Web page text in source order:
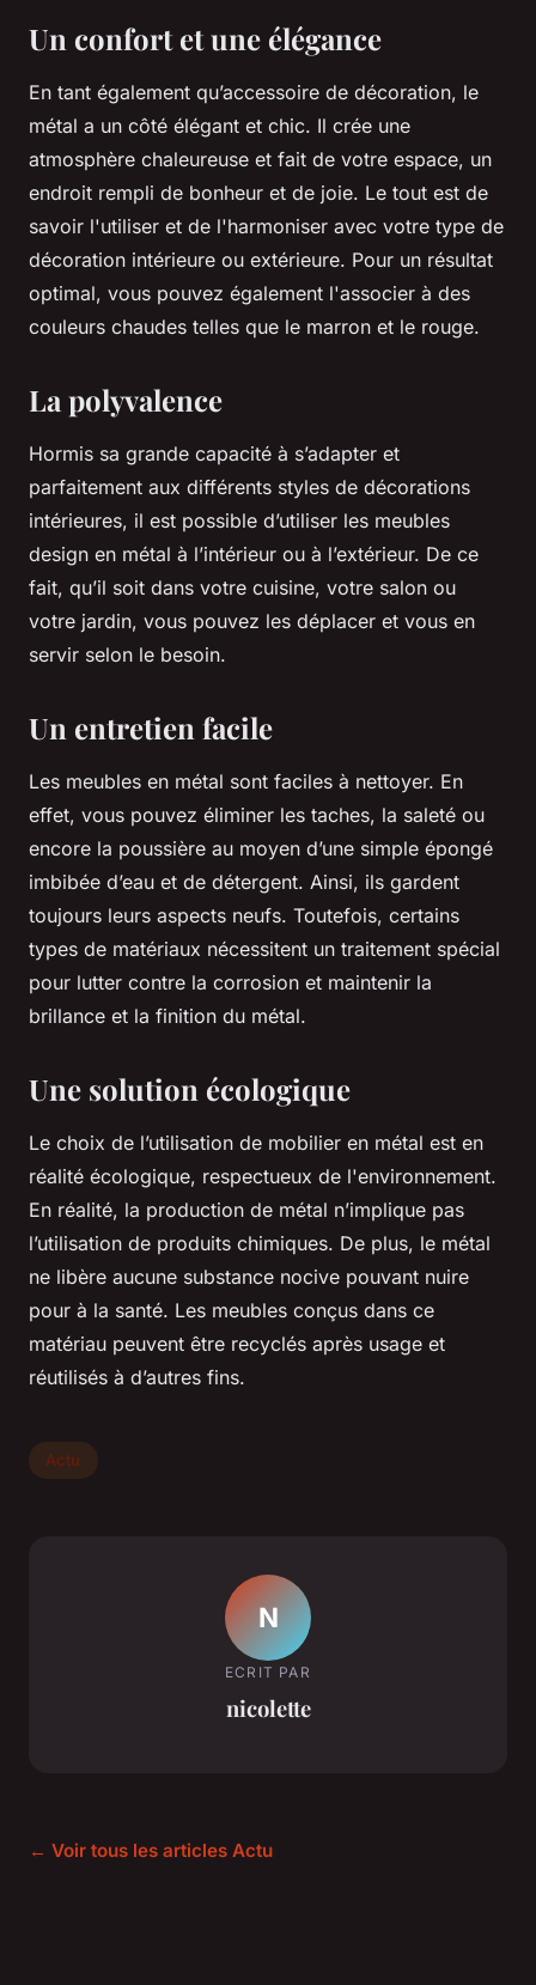
Un confort et une élégance
En tant également qu’accessoire de décoration, le
métal a un côté élégant et chic. Il crée une
atmosphère chaleureuse et fait de votre espace, un
endroit rempli de bonheur et de joie. Le tout est de
savoir l'utiliser et de l'harmoniser avec votre type de
décoration intérieure ou extérieure. Pour un résultat
optimal, vous pouvez également l'associer à des
couleurs chaudes telles que le marron et le rouge.
La polyvalence
Hormis sa grande capacité à s’adapter et
parfaitement aux différents styles de décorations
intérieures, il est possible d’utiliser les meubles
design en métal à l’intérieur ou à l’extérieur. De ce
fait, qu’il soit dans votre cuisine, votre salon ou
votre jardin, vous pouvez les déplacer et vous en
servir selon le besoin.
Un entretien facile
Les meubles en métal sont faciles à nettoyer. En
effet, vous pouvez éliminer les taches, la saleté ou
encore la poussière au moyen d’une simple épongé
imbibée d’eau et de détergent. Ainsi, ils gardent
toujours leurs aspects neufs. Toutefois, certains
types de matériaux nécessitent un traitement spécial
pour lutter contre la corrosion et maintenir la
brillance et la finition du métal.
Une solution écologique
Le choix de l’utilisation de mobilier en métal est en
réalité écologique, respectueux de l'environnement.
En réalité, la production de métal n’implique pas
l’utilisation de produits chimiques. De plus, le métal
ne libère aucune substance nocive pouvant nuire
pour à la santé. Les meubles conçus dans ce
matériau peuvent être recyclés après usage et
réutilisés à d’autres fins.
Actu
N
ECRIT PAR
nicolette
← Voir tous les articles Actu